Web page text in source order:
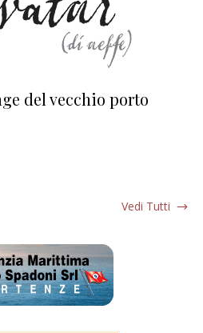
del vecchio porto
Vedi Tutti